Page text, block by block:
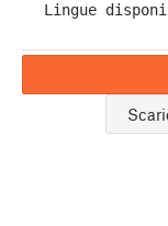
Lingue